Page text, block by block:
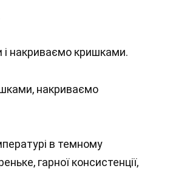
і накриваємо кришками.
накриваємо
в темному
гарної консистенції,